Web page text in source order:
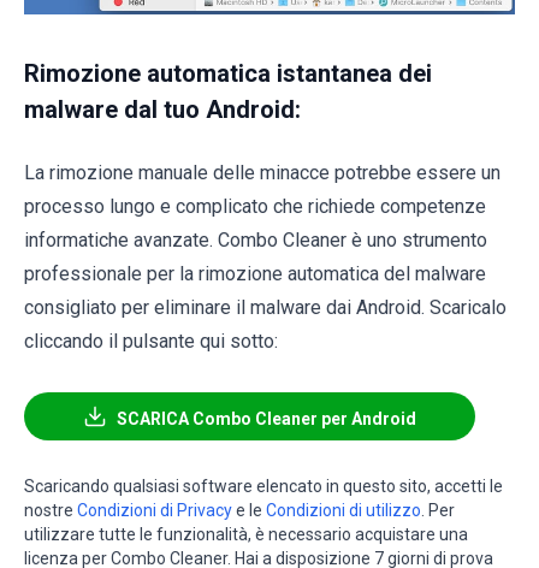
Rimozione automatica istantanea dei
malware dal tuo Android:
La rimozione manuale delle minacce potrebbe essere un
processo lungo e complicato che richiede competenze
informatiche avanzate. Combo Cleaner è uno strumento
professionale per la rimozione automatica del malware
consigliato per eliminare il malware dai Android. Scaricalo
cliccando il pulsante qui sotto:
SCARICA Combo Cleaner per Android
Scaricando qualsiasi software elencato in questo sito, accetti le
nostre Condizioni di Privacye le Condizioni di utilizzo . Per
utilizzare tutte le funzionalità, è necessario acquistare una
licenza per Combo Cleaner. Hai a disposizione 7 giorni di prova